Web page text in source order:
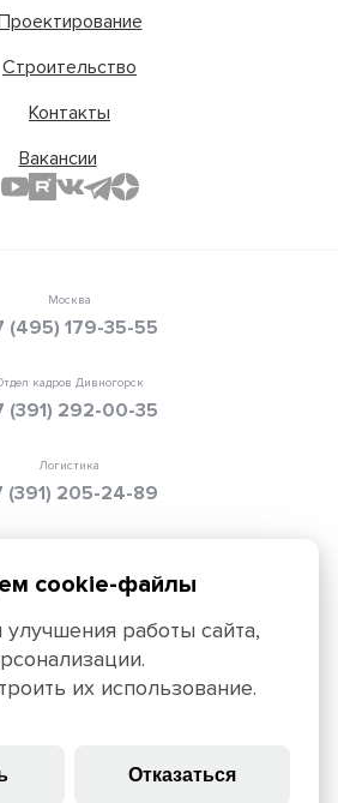
Строительство
Контакты
Вакансии
Москва
(495) 179-35-55
кадров Дивногорск
(391) 292-00-35
Логистика
(391) 205-24-89
ул. Ады Лебедевой, 152,
cookie-файлы
работы сайта,
их использование.
Отказаться